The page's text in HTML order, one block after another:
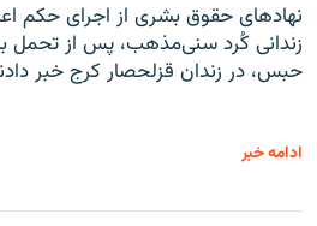
نهادهای حقوق بشری از اجرای حکم
حبس، در زندان قزلحصار کرج خبر
ادامه خبر